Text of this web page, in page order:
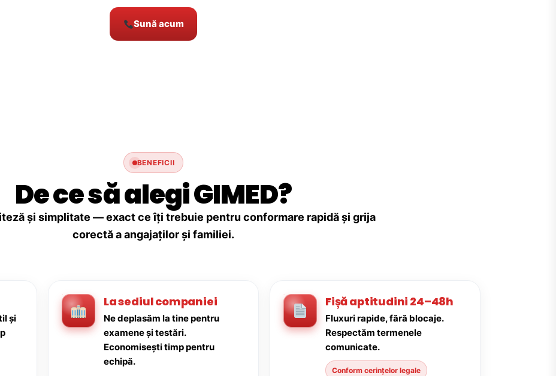
Sună acum
BENEFICII
De ce să alegi GIMED?
și simplitate — exact ce îți trebuie pentru conformare rapidă și grija
corectă a angajaților și familiei.
și
La sediul companiei
Ne deplasăm la tine pentru
examene și testări.
Economisești timp pentru
echipă.
Fișă aptitudini 24–48h
Fluxuri rapide, fără blocaje.
Respectăm termenele
comunicate.
Conform cerințelor legale